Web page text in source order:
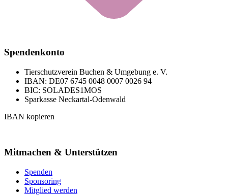
Spendenkonto
Tierschutzverein Buchen & Umgebung e. V.
IBAN: DE07 6745 0048 0007 0026 94
BIC: SOLADES1MOS
Sparkasse Neckartal-Odenwald
IBAN kopieren
Mitmachen & Unterstützen
Spenden
Sponsoring
Mitglied werden